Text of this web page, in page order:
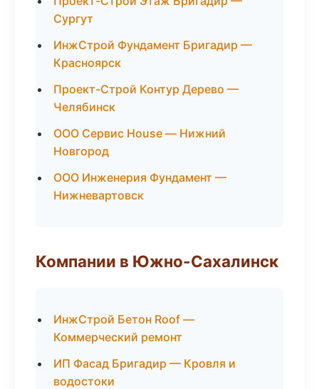
Сургут
ИнжСтрой Фундамент Бригадир —
Красноярск
Проект-Строй Контур Дерево —
Челябинск
ООО Сервис House — Нижний
Новгород
ООО Инженерия Фундамент —
Нижневартовск
Компании в Южно-Сахалинск
ИнжСтрой Бетон Roof —
Коммерческий ремонт
ИП Фасад Бригадир — Кровля и
водостоки